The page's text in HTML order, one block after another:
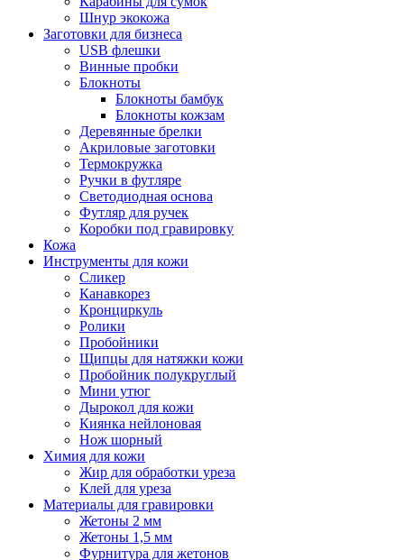
Шнур экокожа
Заготовки для бизнеса
USB флешки
Винные пробки
Блокноты
Блокноты бамбук
Блокноты кожзам
Деревянные брелки
Акриловые заготовки
Термокружка
Ручки в футляре
Светодиодная основа
Футляр для ручек
Коробки под гравировку
Кожа
Инструменты для кожи
Сликер
Канавкорез
Кронциркуль
Ролики
Пробойники
Щипцы для натяжки кожи
Пробойник полукруглый
Мини утюг
Дырокол для кожи
Киянка нейлоновая
Нож шорный
Химия для кожи
Жир для обработки уреза
Клей для уреза
Материалы для гравировки
Жетоны 2 мм
Жетоны 1,5 мм
Фурнитура для жетонов